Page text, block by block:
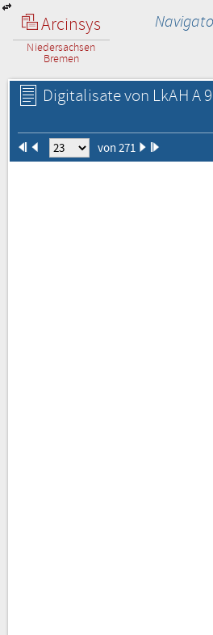
Arcinsys
Niedersachsen
Bremen
Digitalisate von LkAH A
von 271